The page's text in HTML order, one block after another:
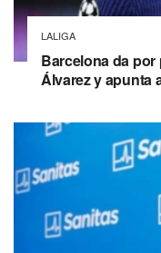
LALIGA
Barcelona da por
Álvarez y apunta